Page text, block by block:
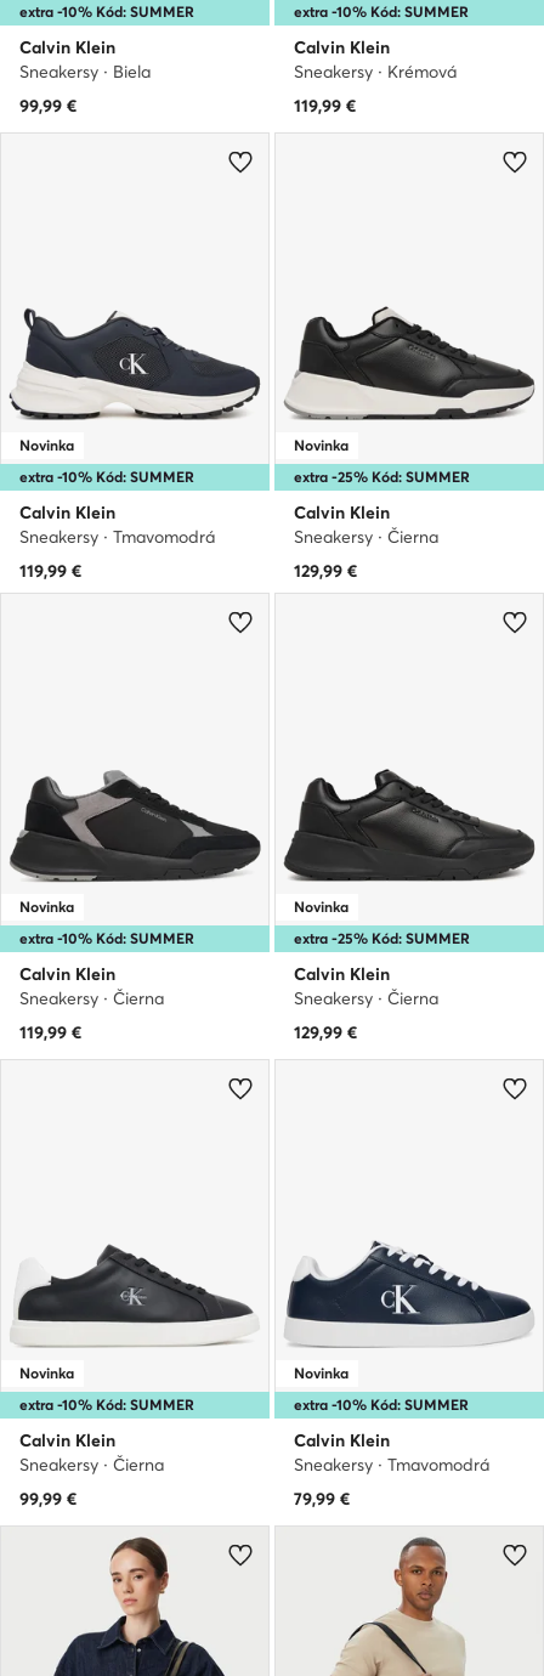
extra -10% Kód: SUMMER
Calvin Klein
Sneakersy · Biela
99,99 €
extra -10% Kód: SUMMER
Calvin Klein
Sneakersy · Krémová
119,99 €
extra -10% Kód: SUMMER
Novinka
Calvin Klein
Sneakersy · Tmavomodrá
119,99 €
extra -25% Kód: SUMMER
Novinka
Calvin Klein
Sneakersy · Čierna
129,99 €
extra -10% Kód: SUMMER
Novinka
Calvin Klein
Sneakersy · Čierna
119,99 €
extra -25% Kód: SUMMER
Novinka
Calvin Klein
Sneakersy · Čierna
129,99 €
extra -10% Kód: SUMMER
Novinka
Calvin Klein
Sneakersy · Čierna
99,99 €
extra -10% Kód: SUMMER
Novinka
Calvin Klein
Sneakersy · Tmavomodrá
79,99 €